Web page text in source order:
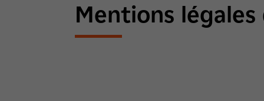
Mentions légales